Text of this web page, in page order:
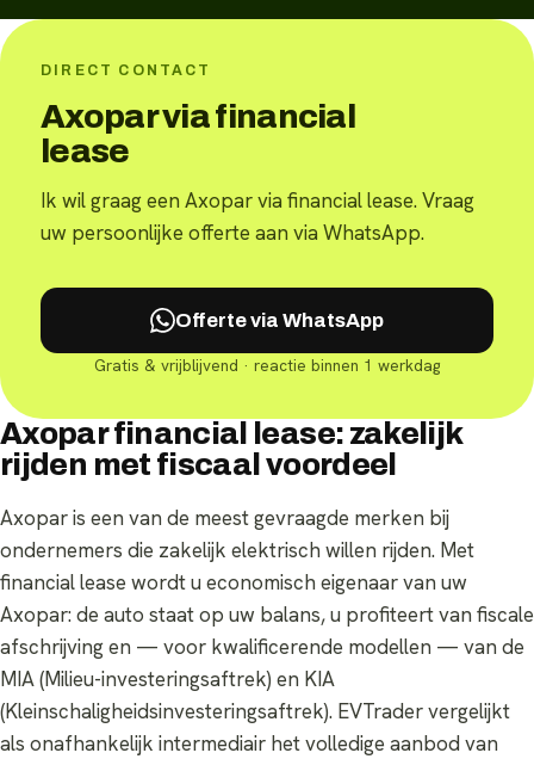
DIRECT CONTACT
Axopar via financial
lease
Ik wil graag een Axopar via financial lease. Vraag
uw persoonlijke offerte aan via WhatsApp.
Offerte via WhatsApp
Gratis & vrijblijvend · reactie binnen 1 werkdag
Axopar financial lease: zakelijk
rijden met fiscaal voordeel
Axopar is een van de meest gevraagde merken bij
ondernemers die zakelijk elektrisch willen rijden. Met
financial lease wordt u economisch eigenaar van uw
Axopar: de auto staat op uw balans, u profiteert van fiscale
afschrijving en — voor kwalificerende modellen — van de
MIA (Milieu-investeringsaftrek) en KIA
(Kleinschaligheidsinvesteringsaftrek). EVTrader vergelijkt
als onafhankelijk intermediair het volledige aanbod van